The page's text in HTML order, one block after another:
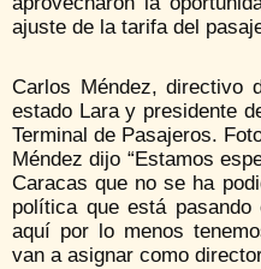
ajuste de la tarifa del
Carlos Méndez, directivo
estado Lara y presidente
Terminal de Pasajeros.
Méndez dijo “Estamos
Caracas que no se ha
política que está
aquí por lo menos
van a asignar como